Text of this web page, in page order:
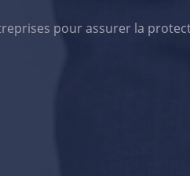
pour assurer la